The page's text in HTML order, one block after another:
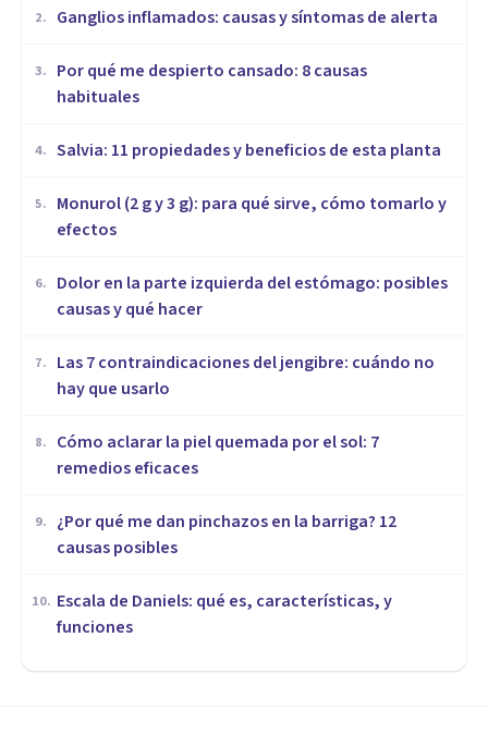
2. Ganglios inflamados: causas y síntomas de alerta
3.
Por qué me despierto cansado: 8 causas
habituales
4. Salvia: 11 propiedades y beneficios de esta planta
5.
Monurol (2 g y 3 g): para qué sirve, cómo tomarlo y
efectos
6.
Dolor en la parte izquierda del estómago: posibles
causas y qué hacer
7.
Las 7 contraindicaciones del jengibre: cuándo no
hay que usarlo
8.
Cómo aclarar la piel quemada por el sol: 7
remedios eficaces
9.
¿Por qué me dan pinchazos en la barriga? 12
causas posibles
10. Escala de Daniels: qué es, características, y
funciones